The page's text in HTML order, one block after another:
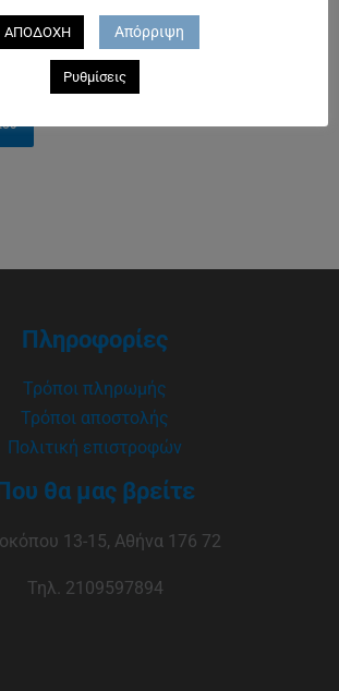
Πληροφορίες
Τρόποι πληρωμής
Τρόποι αποστολής
Πολιτική επιστροφών
Που θα μας βρείτε
13-15, Αθήνα 176 72
Τηλ. 2109597894
ΑΠΟΔΟΧΗ Απόρριψη
Ρυθμίσεις